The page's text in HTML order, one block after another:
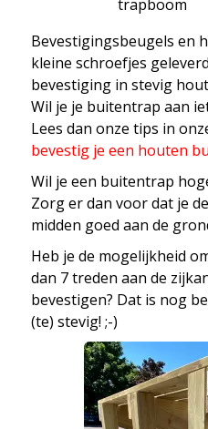
trapboom
Bevestigingsbeugels en
kleine schroefjes
bevestiging in stevig
Wil je je buitentrap aan
Lees dan onze tips in
bevestig je een houten
Wil je een buitentrap
Zorg er dan voor dat je
midden goed aan de
Heb je de mogelijkheid
dan 7 treden aan de
bevestigen? Dat is nog
(te) stevig! ;-)